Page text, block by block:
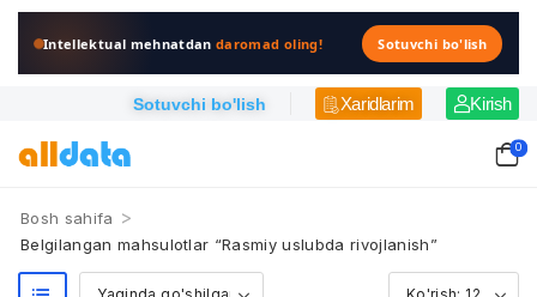
Intellektual mehnatdandaromad oling! Sotuvchi bo'lish
Sotuvchi bo'lish Xaridlarim Kirish
0
Bosh sahifa >
Belgilangan mahsulotlar “Rasmiy uslubda rivojlanish”